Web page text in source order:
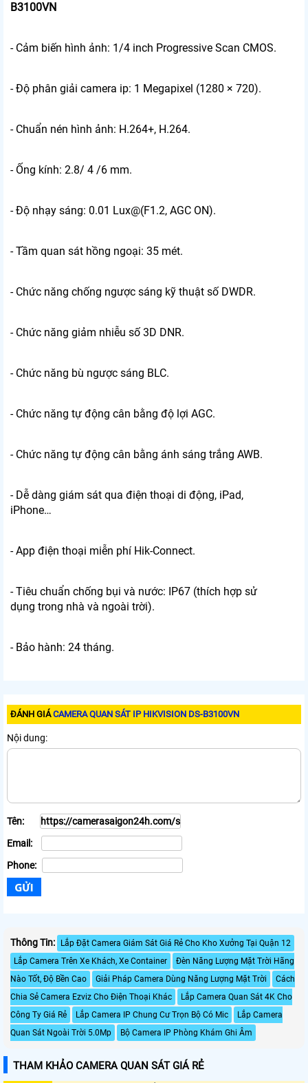
B3100VN
- Cảm biến hình ảnh: 1/4 inch Progressive Scan CMOS.
-Độ phân giải camera ip: 1 Megapixel (1280 × 720).
- Chuẩn nén hình ảnh: H.264+, H.264.
- Ống kính: 2.8/ 4 /6 mm.
- Độ nhạy sáng: 0.01 Lux@(F1.2, AGC ON).
- Tầm quan sát hồng ngoại: 35 mét.
- Chức năng chống ngược sáng kỹ thuật số DWDR.
- Chức năng giảm nhiễu số 3D DNR.
- Chức năng bù ngược sáng BLC.
- Chức năng tự động cân bằng độ lợi AGC.
- Chức năng tự động cân bằng ánh sáng trắng AWB.
- Dễ dàng giám sát qua điện thoại di động, iPad,
iPhone…
- App điện thoại miễn phí Hik-Connect.
- Tiêu chuẩn chống bụi và nước: IP67 (thích hợp sử
dụng trong nhà và ngoài trời).
- Bảo hành: 24 tháng.
ĐÁNH GIÁCAMERA QUAN SÁT IP HIKVISION DS-B3100VN
Nội dung:
Tên:
Email:
Phone:
Thông Tin:
Lắp Đặt Camera Giám Sát Giá Rẻ Cho Kho Xưởng Tại Quận 12
Lắp Camera Trên Xe Khách, Xe Container
Đèn Năng Lượng Mặt Trời Hãng
Nào Tốt, Độ Bền Cao
Giải Pháp Camera Dùng Năng Lượng Mặt Trời
Cách
Chia Sẻ Camera Ezviz Cho Điện Thoại Khác
Lắp Camera Quan Sát 4K Cho
Công Ty Giá Rẻ
Lắp Camera IP Chung Cư Trọn Bộ Có Mic
Lắp Camera
Quan Sát Ngoài Trời 5.0Mp
Bộ Camera IP Phòng Khám Ghi Âm
THAM KHẢO CAMERA QUAN SÁT GIÁ RẺ